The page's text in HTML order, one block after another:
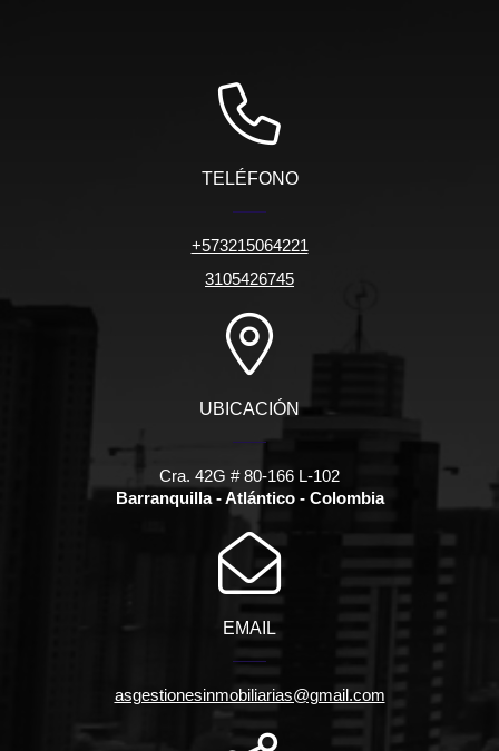
TELÉFONO
+573215064221
3105426745
UBICACIÓN
Cra. 42G # 80-166 L-102
Barranquilla - Atlántico - Colombia
EMAIL
asgestionesinmobiliarias@gmail.com